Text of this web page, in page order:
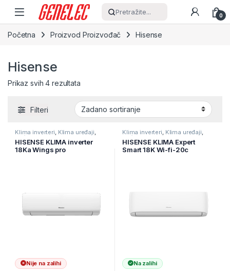
Skip to navigation
Skip to content
Pretražite... 0
Početna Proizvod Proizvođač Hisense
Hisense
Prikaz svih 4 rezultata
Filteri
Klima inverteri, Klima uređaji,
Kućanski aparati
HISENSE KLIMA inverter
18Ka Wings pro
Nije na zalihi
Klima inverteri, Klima uređaji,
Kućanski aparati
HISENSE KLIMA Expert
Smart 18K Wi-fi-20c
Na zalihi